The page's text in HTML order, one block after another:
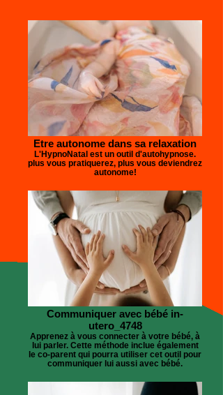
Etre autonome dans sa relaxation
L'HypnoNatal est un outil d'autohypnose.
plus vous pratiquerez, plus vous deviendrez
autonome!
Communiquer avec bébé in-
utero_4748
Apprenez à vous connecter à votre bébé, à
lui parler. Cette méthode inclue également
le co-parent qui pourra utiliser cet outil pour
communiquer lui aussi avec bébé.